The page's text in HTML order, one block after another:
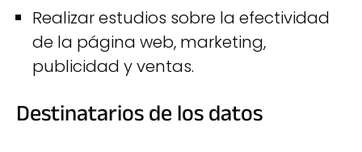
Realizar estudios sobre la efectividad
de la página web, marketing,
publicidad y ventas.
Destinatarios de los datos